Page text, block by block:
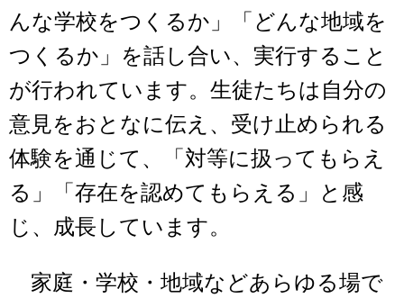
んな学校をつくるか」「どんな地域を
つくるか」を話し合い、実行すること
が行われています。生徒たちは自分の
意見をおとなに伝え、受け止められる
体験を通じて、「対等に扱ってもらえ
る」「存在を認めてもらえる」と感
じ、成長しています。
家庭・学校・地域などあらゆる場で